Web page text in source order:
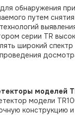
обнаружения
путем
серии TR
широкий
моделей
модели
конструкцию